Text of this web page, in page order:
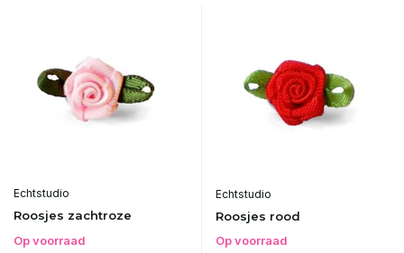
Echtstudio
Roosjes zachtroze
Op voorraad
Echtstudio
Roosjes rood
Op voorraad